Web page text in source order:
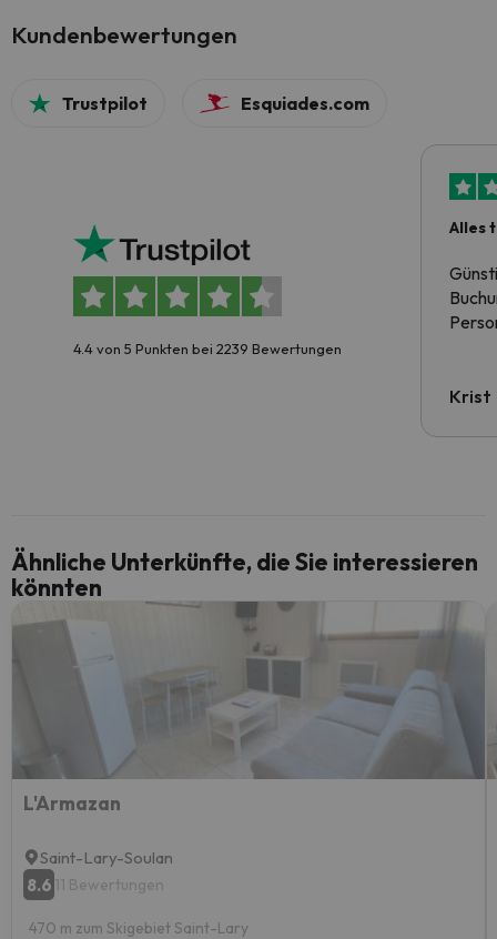
Kundenbewertungen
Trustpilot Esquiades.com
4.4 von 5 Punkten bei 2239 Bewertungen
Alles
Krist
Ähnliche Unterkünfte, die Sie interessieren
könnten
L'Armazan
Saint-Lary-Soulan
8.6 11 Bewertungen
470 m zum Skigebiet Saint-Lary